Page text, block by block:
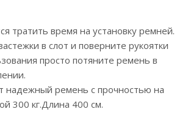
тратить время на установку ремней.
в слот и поверните рукоятки
просто потяните ремень в
надежный ремень с прочностью на
300 кг.Длина 400 см.